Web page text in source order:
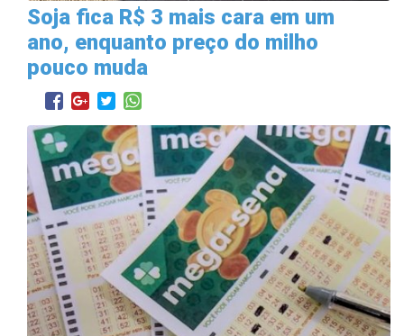
Soja fica R$ 3 mais cara em um
ano, enquanto preço do milho
pouco muda